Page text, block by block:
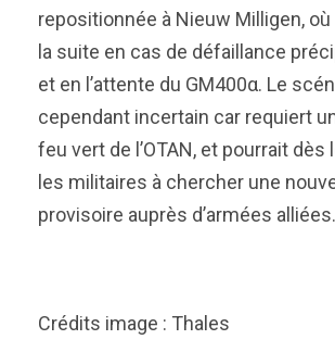
repositionnée à Nieuw Milligen,
la suite en cas de défaillance
et en l’attente du GM400α. Le
cependant incertain car requiert
feu vert de l’OTAN, et pourrait dès
les militaires à chercher une
provisoire auprès d’armées alliées.
Crédits image : Thales